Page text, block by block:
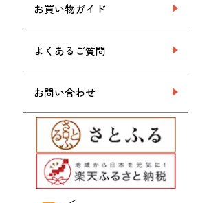
お買い物ガイド
よくあるご質問
お問い合わせ